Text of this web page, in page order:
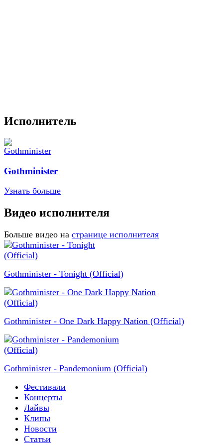
Исполнитель
Gothminister
Узнать больше
Видео исполнителя
Больше видео на странице исполнителя
Gothminister - Tonight (Official)
Gothminister - One Dark Happy Nation (Official)
Gothminister - Pandemonium (Official)
Фестивали
Концерты
Лайвы
Клипы
Новости
Статьи